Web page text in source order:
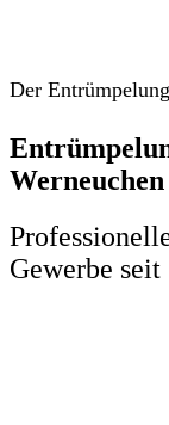
Der
Werneuchen
Gewerbe seit